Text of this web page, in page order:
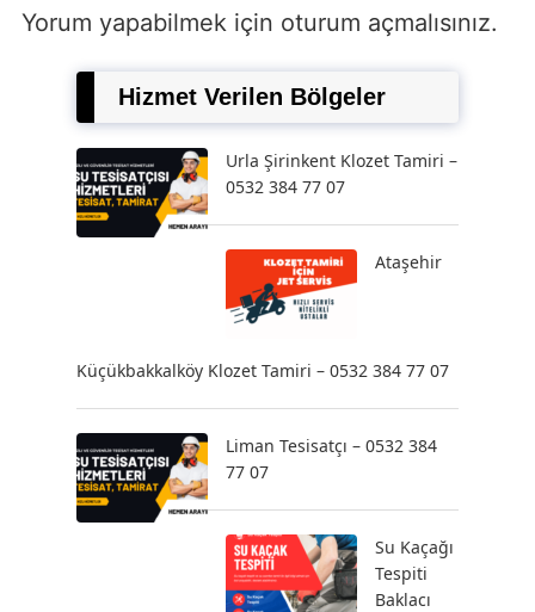
Yorum yapabilmek için oturum açmalısınız.
Hizmet Verilen Bölgeler
Urla Şirinkent Klozet Tamiri –
0532 384 77 07
Ataşehir
Küçükbakkalköy Klozet Tamiri – 0532 384 77 07
Liman Tesisatçı – 0532 384
77 07
Su Kaçağı
Tespiti
Baklacı